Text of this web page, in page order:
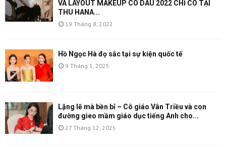
VÀ LAYOUT MAKEUP CÔ DÂU 2022 CHỈ CÓ TẠI
THU HANA...
19 Tháng 8, 2022
Hồ Ngọc Hà đọ sắc tại sự kiện quốc tế
9 Tháng 1, 2025
Lặng lẽ mà bền bỉ – Cô giáo Vân Triều và con
đường gieo mầm giáo dục tiếng Anh cho...
27 Tháng 12, 2025